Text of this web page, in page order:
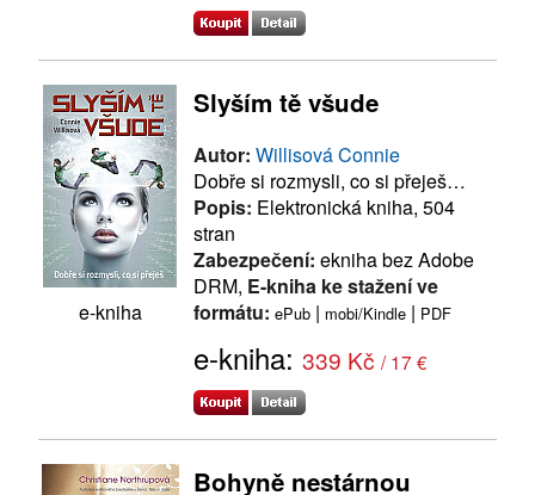
e-kniha
Slyším tě všude
Autor: Willisová Connie
Dobře si rozmysli, co si přeješ…
Popis: Elektronická kniha, 504
stran
Zabezpečení: ekniha bez Adobe
DRM, E-kniha ke stažení ve
formátu: ePub | mobi/Kindle | PDF
e-kniha: 339 Kč / 17 €
Bohyně nestárnou